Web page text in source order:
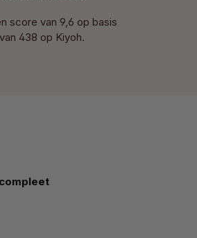
score van 9,6 op basis
van 438 op Kiyoh.